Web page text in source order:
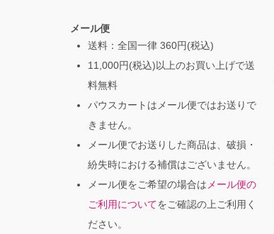
メール便
送料：全国一律 360円(税込)
11,000円(税込)以上のお買い上げで送
料無料
パウスカートはメール便ではお送りで
きません。
メール便でお送りした商品は、破損・
紛失時における補償はございません。
メール便をご希望の場合はメール便の
ご利用についてをご確認の上ご利用く
ださい。